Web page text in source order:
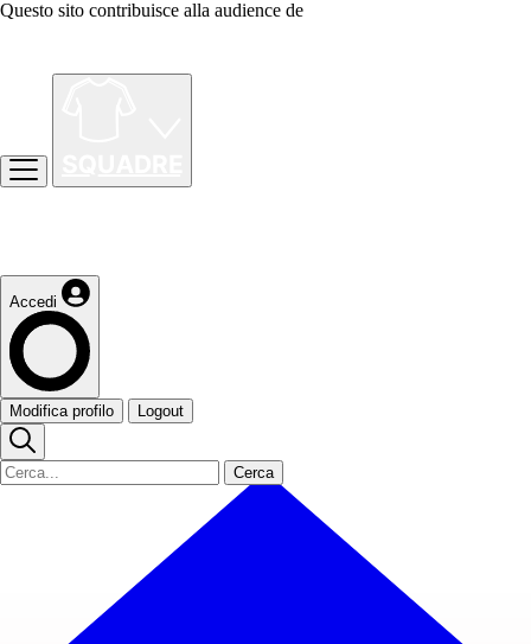
Questo sito contribuisce alla audience de
Accedi
Modifica profilo Logout
Cerca